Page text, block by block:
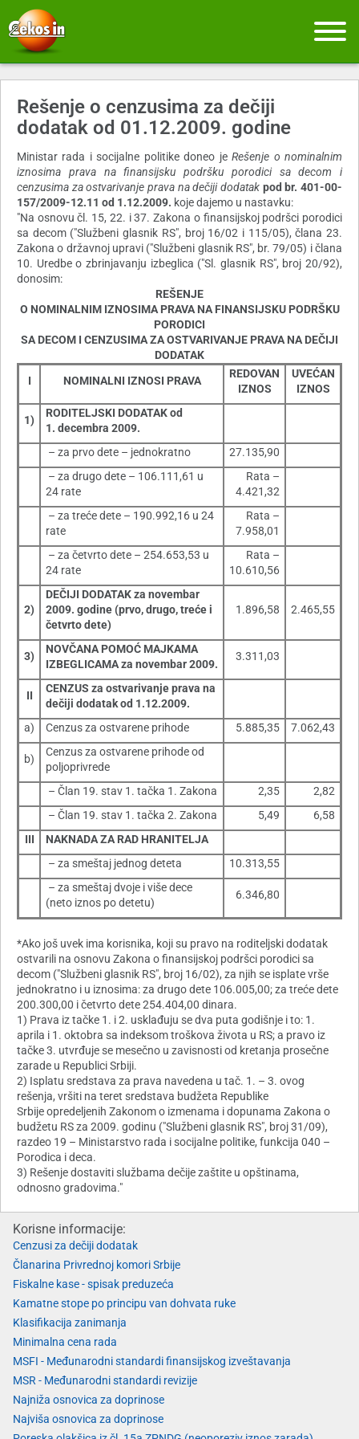
Rešenje o cenzusima za dečiji
dodatak od 01.12.2009. godine
Ministar rada i socijalne politike doneo jeRešenje o nominalnim
iznosima prava na finansijsku podršku porodici sa decom i
cenzusima za ostvarivanje prava na dečiji dodatak pod br. 401-00-
157/2009-12.11 od 1.12.2009. koje dajemo u nastavku:
"Na osnovu čl. 15, 22. i 37. Zakona o finansijskoj podršci porodici
sa decom ("Službeni glasnik RS", broj 16/02 i 115/05), člana 23.
Zakona o državnoj upravi ("Službeni glasnik RS", br. 79/05) i člana
10. Uredbe o zbrinjavanju izbeglica ("Sl. glasnik RS", broj 20/92),
donosim:
REŠENJE
O NOMINALNIM IZNOSIMA PRAVA NA FINANSIJSKU PODRŠKU
PORODICI
SA DECOM I CENZUSIMA ZA OSTVARIVANJE PRAVA NA DEČIJI
DODATAK
I
NOMINALNI IZNOSI PRAVA
REDOVAN
IZNOS
UVEĆAN
IZNOS
1)
RODITELJSKI DODATAK od
1. decembra 2009.
– za prvo dete – jednokratno
27.135,90
– za drugo dete – 106.111,61 u
24 rate
Rata –
4.421,32
– za treće dete – 190.992,16 u 24
rate
Rata –
7.958,01
– za četvrto dete – 254.653,53 u
24 rate
Rata –
10.610,56
2)
DEČIJI DODATAK za novembar
2009. godine (prvo, drugo, treće i
četvrto dete)
1.896,58 2.465,55
3)
NOVČANA POMOĆ MAJKAMA
IZBEGLICAMA za novembar 2009.
3.311,03
II
CENZUS za ostvarivanje prava na
dečiji dodatak od 1.12.2009.
a)
Cenzus za ostvarene prihode 5.885,35 7.062,43
b)
Cenzus za ostvarene prihode od
poljoprivrede
– Član 19. stav 1. tačka 1. Zakona
2,35
2,82
– Član 19. stav 1. tačka 2. Zakona
5,49
6,58
III
NAKNADA ZA RAD HRANITELJA
– za smeštaj jednog deteta
10.313,55
– za smeštaj dvoje i više dece
(neto iznos po detetu)
6.346,80
*Ako još uvek ima korisnika, koji su pravo na roditeljski dodatak
ostvarili na osnovu Zakona o finansijskoj podršci porodici sa
decom ("Službeni glasnik RS", broj 16/02), za njih se isplate vrše
jednokratno i u iznosima: za drugo dete 106.005,00; za treće dete
200.300,00 i četvrto dete 254.404,00 dinara.
1) Prava iz tačke 1. i 2. usklađuju se dva puta godišnje i to: 1.
aprila i 1. oktobra sa indeksom troškova života u RS; a pravo iz
tačke 3. utvrđuje se mesečno u zavisnosti od kretanja prosečne
zarade u Republici Srbiji.
2) Isplatu sredstava za prava navedena u tač. 1. – 3. ovog
rešenja, vršiti na teret sredstava budžeta Republike
Srbije opredeljenih Zakonom o izmenama i dopunama Zakona o
budžetu RS za 2009. godinu ("Službeni glasnik RS", broj 31/09),
razdeo 19 – Ministarstvo rada i socijalne politike, funkcija 040 –
Porodica i deca.
3) Rešenje dostaviti službama dečije zaštite u opštinama,
odnosno gradovima."
Korisne informacije:
Cenzusi za dečiji dodatak
Članarina Privrednoj komori Srbije
Fiskalne kase - spisak preduzeća
Kamatne stope po principu van dohvata ruke
Klasifikacija zanimanja
Minimalna cena rada
MSFI - Međunarodni standardi finansijskog izveštavanja
MSR - Međunarodni standardi revizije
Najniža osnovica za doprinose
Najviša osnovica za doprinose